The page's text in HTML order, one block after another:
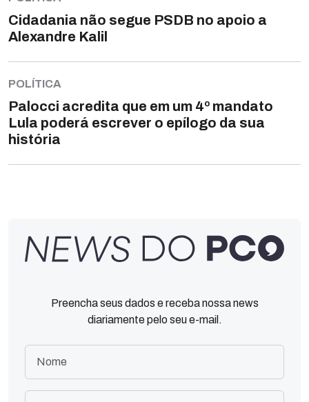
Cidadania não segue PSDB no apoio a
Alexandre Kalil
POLÍTICA
Palocci acredita que em um 4º mandato
Lula poderá escrever o epílogo da sua
história
Preencha seus dados e receba nossa news
diariamente pelo seu e-mail.